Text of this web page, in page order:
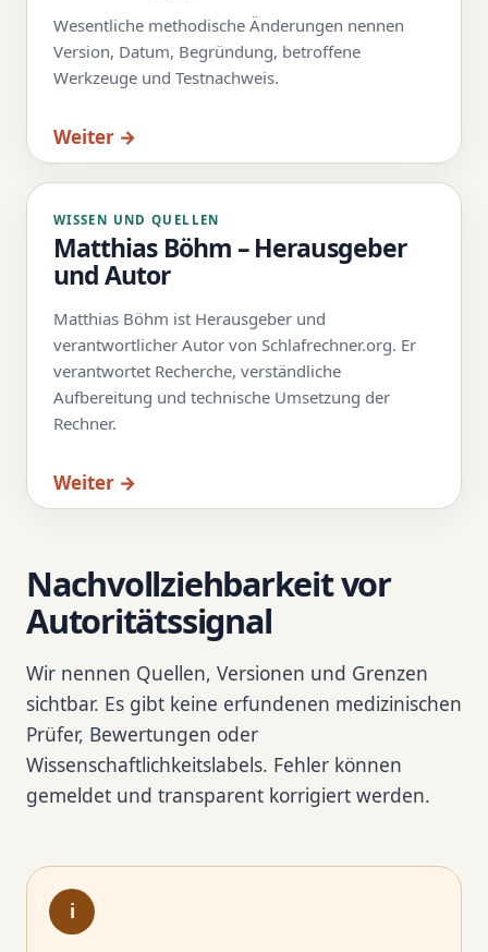
Wesentliche methodische Änderungen nennen
Version, Datum, Begründung, betroffene
Werkzeuge und Testnachweis.
Weiter →
WISSEN UND QUELLEN
Matthias Böhm – Herausgeber
und Autor
Matthias Böhm ist Herausgeber und
verantwortlicher Autor von Schlafrechner.org. Er
verantwortet Recherche, verständliche
Aufbereitung und technische Umsetzung der
Rechner.
Weiter →
Nachvollziehbarkeit vor
Autoritätssignal
Wir nennen Quellen, Versionen und Grenzen
sichtbar. Es gibt keine erfundenen medizinischen
Prüfer, Bewertungen oder
Wissenschaftlichkeitslabels. Fehler können
gemeldet und transparent korrigiert werden.
i